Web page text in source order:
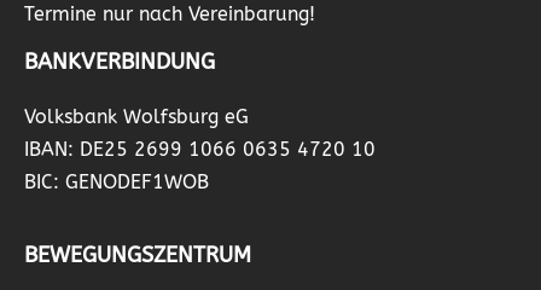
Termine nur nach Vereinbarung!
BANKVERBINDUNG
Volksbank Wolfsburg eG
IBAN: DE25 2699 1066 0635 4720 10
BIC: GENODEF1WOB
BEWEGUNGSZENTRUM